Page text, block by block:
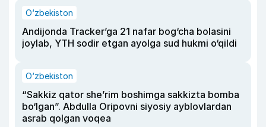
O‘zbekiston
Andijonda Tracker’ga 21 nafar bog‘cha bolasini
joylab, YTH sodir etgan ayolga sud hukmi o‘qildi
O‘zbekiston
“Sakkiz qator she’rim boshimga sakkizta bomba
bo‘lgan”. Abdulla Oripovni siyosiy ayblovlardan
asrab qolgan voqea